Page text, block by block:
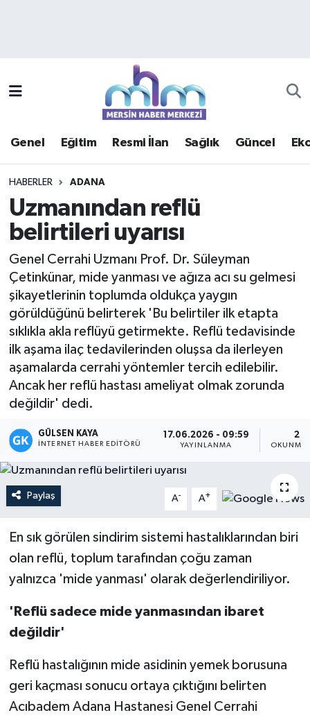
Genel Eğitim Resmi İlan Sağlık Güncel
HABERLER ADANA
Uzmanından reflü
belirtileri uyarısı
Genel Cerrahi Uzmanı Prof. Dr. Süleyman
Çetinkünar, mide yanması ve ağıza acı su gelmesi
şikayetlerinin toplumda oldukça yaygın
görüldüğünü belirterek 'Bu belirtiler ilk etapta
sıklıkla akla reflüyü getirmekte. Reflü tedavisinde
ilk aşama ilaç tedavilerinden oluşsa da ilerleyen
aşamalarda cerrahi yöntemler tercih edilebilir.
Ancak her reflü hastası ameliyat olmak zorunda
değildir' dedi.
GÜLSEN KAYA
İNTERNET HABER EDITÖRÜ
17.06.2026 - 09:59
YAYINLANMA
2
OKUNMA
Paylaş A- A+
En sık görülen sindirim sistemi hastalıklarından biri
olan reflü, toplum tarafından çoğu zaman
yalnızca 'mide yanması' olarak değerlendiriliyor.
'Reflü sadece mide yanmasından ibaret
değildir'
Reflü hastalığının mide asidinin yemek borusuna
geri kaçması sonucu ortaya çıktığını belirten
Acıbadem Adana Hastanesi Genel Cerrahi
Güncel
Haberde insan
Kültür - Sanat
Magazin
Mersin
Mersin Tarihi
Özel Haber
Politika
Sağlık
Spor
Sürmanşet
Yaşam
Mersin Trafik Yoğunluk Haritası
Süper Lig Puan Durumu ve Fikstür
Haber Arşivi